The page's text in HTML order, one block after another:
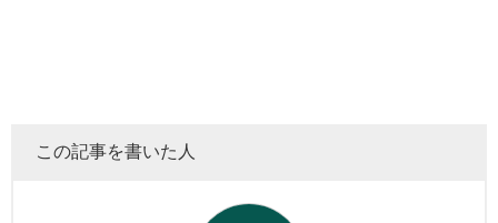
この記事を書いた人